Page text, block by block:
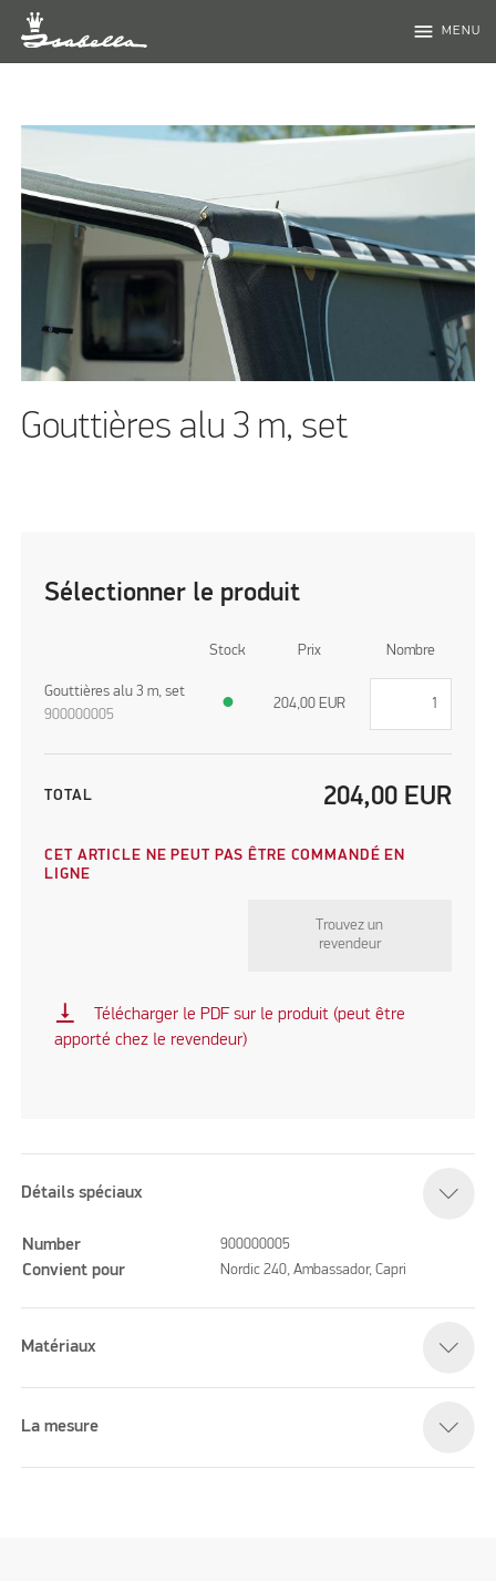
menu MENU
Gouttières alu 3 m, set
Sélectionner le produit
Stock Prix Nombre
Gouttières alu 3 m, set
900000005
● 204,00 EUR
TOTAL 204,00 EUR
CET ARTICLE NE PEUT PAS ÊTRE COMMANDÉ EN
LIGNE
Trouvez un
revendeur
vertical_align_bottom
Télécharger le PDF sur le produit (peut être
apporté chez le revendeur)
Détails spéciaux
Number 900000005
Convient pour Nordic 240, Ambassador, Capri
Matériaux
La mesure